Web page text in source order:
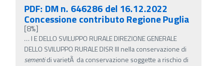
PDF: DM n. 646286 del 16.12.2022
Concessione contributo Regione Puglia
[8%]
… I E DELLO SVILUPPO RURALE DIREZIONE GENERALE
DELLO SVILUPPO RURALE DISR III nella conservazione di
sementidi varietÃ da conservazione soggette a rischio di